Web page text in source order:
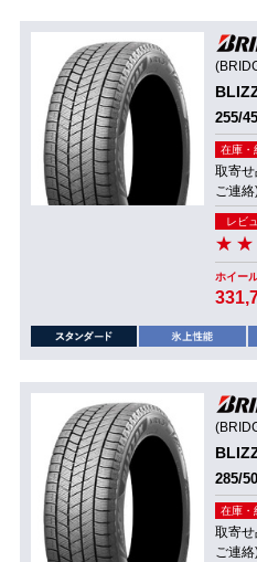
255/
在庫・
取寄
ご連絡
レビ
ホイー
285/
在庫・
取寄
ご連絡